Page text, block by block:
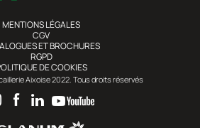
MENTIONS LÉGALES
CGV
ET BROCHURES
RGPD
DE COOKIES
Aixoise 2022. Tous droits réservés